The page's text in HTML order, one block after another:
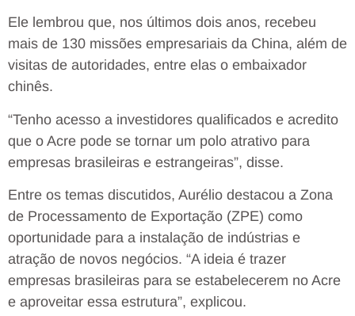
Ele lembrou que, nos últimos dois anos, recebeu
mais de 130 missões empresariais da China, além de
visitas de autoridades, entre elas o embaixador
chinês.
“Tenho acesso a investidores qualificados e acredito
que o Acre pode se tornar um polo atrativo para
empresas brasileiras e estrangeiras”, disse.
Entre os temas discutidos, Aurélio destacou a Zona
de Processamento de Exportação (ZPE) como
oportunidade para a instalação de indústrias e
atração de novos negócios. “A ideia é trazer
empresas brasileiras para se estabelecerem no Acre
e aproveitar essa estrutura”, explicou.